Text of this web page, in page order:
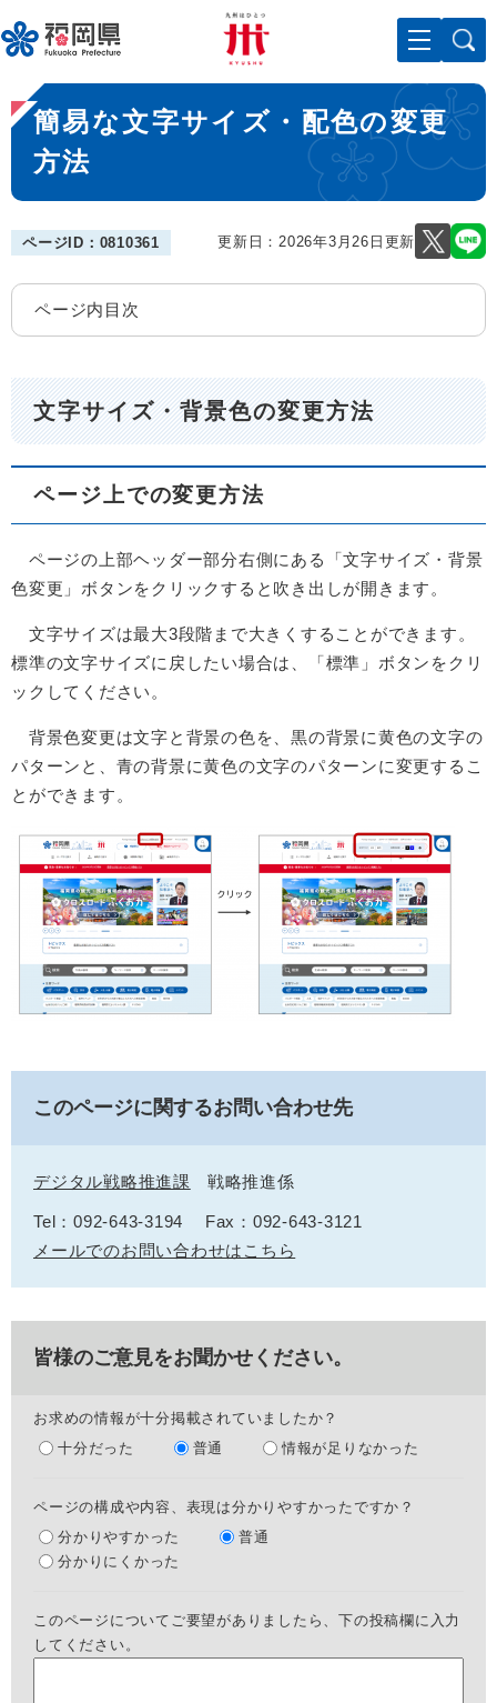
ー
ジ
先
頭
。
メニューを飛ばして本文へ
本
文
簡易な文字サイズ・配色の変更
方法
ページID：0810361 更新日：2026年3月26日更新
ページ内目次
文字サイズ・背景色の変更方法
ページ上での変更方法
ページの上部ヘッダー部分右側にある「文字サイズ・背景
色変更」ボタンをクリックすると吹き出しが開きます。
文字サイズは最大3段階まで大きくすることができます。
標準の文字サイズに戻したい場合は、「標準」ボタンをクリ
ックしてください。
背景色変更は文字と背景の色を、黒の背景に黄色の文字の
パターンと、青の背景に黄色の文字のパターンに変更するこ
とができます。
このページに関するお問い合わせ先
デジタル戦略推進課 戦略推進係
Tel：092-643-3194
Fax：092-643-3121
メールでのお問い合わせはこちら
皆様のご意見をお聞かせください。
お求めの情報が十分掲載されていましたか？
十分だった
普通 情報が足りなかった
ページの構成や内容、表現は分かりやすかったですか？
分かりやすかった
普通
分かりにくかった
このページについてご要望がありましたら、下の投稿欄に入力
してください。